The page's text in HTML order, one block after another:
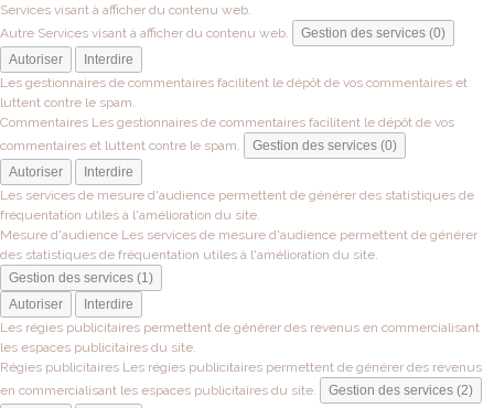
Services visant à afficher du contenu web.
Autre Services visant à afficher du contenu web.
Gestion des services (0)
Autoriser
Interdire
Les gestionnaires de commentaires facilitent le dépôt de vos commentaires et
luttent contre le spam.
Commentaires Les gestionnaires de commentaires facilitent le dépôt de vos
commentaires et luttent contre le spam.
Gestion des services (0)
Autoriser
Interdire
Les services de mesure d'audience permettent de générer des statistiques de
fréquentation utiles à l'amélioration du site.
Mesure d'audience Les services de mesure d'audience permettent de générer
des statistiques de fréquentation utiles à l'amélioration du site.
Gestion des services (1)
Autoriser
Interdire
Les régies publicitaires permettent de générer des revenus en commercialisant
les espaces publicitaires du site.
Régies publicitaires Les régies publicitaires permettent de générer des revenus
en commercialisant les espaces publicitaires du site.
Gestion des services (2)